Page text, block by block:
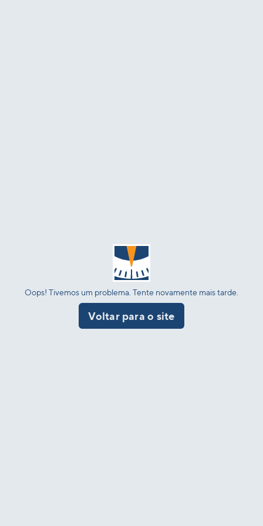
Oops! Tivemos um problema. Tente novamente mais tarde.
Voltar para o site